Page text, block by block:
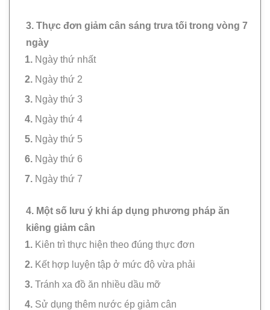
3. Thực đơn giảm cân sáng trưa tối trong vòng 7
ngày
Ngày thứ nhất
Ngày thứ 2
Ngày thứ 3
Ngày thứ 4
Ngày thứ 5
Ngày thứ 6
Ngày thứ 7
4. Một số lưu ý khi áp dụng phương pháp ăn
kiêng giảm cân
Kiên trì thực hiện theo đúng thực đơn
Kết hợp luyện tập ở mức độ vừa phải
Tránh xa đồ ăn nhiều dầu mỡ
Sử dụng thêm nước ép giảm cân